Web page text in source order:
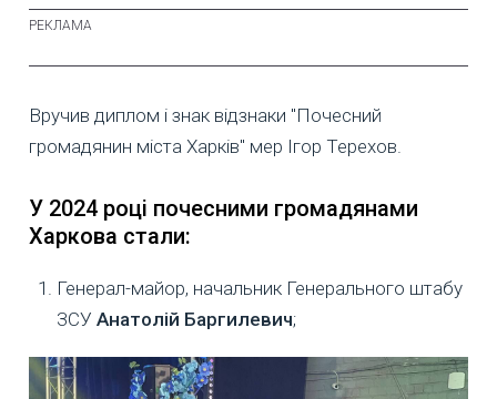
Вручив диплом і знак відзнаки "Почесний
громадянин міста Харків" мер Ігор Терехов.
У 2024 році почесними громадянами
Харкова стали:
Генерал-майор, начальник Генерального штабу
ЗСУ Анатолій Баргилевич;